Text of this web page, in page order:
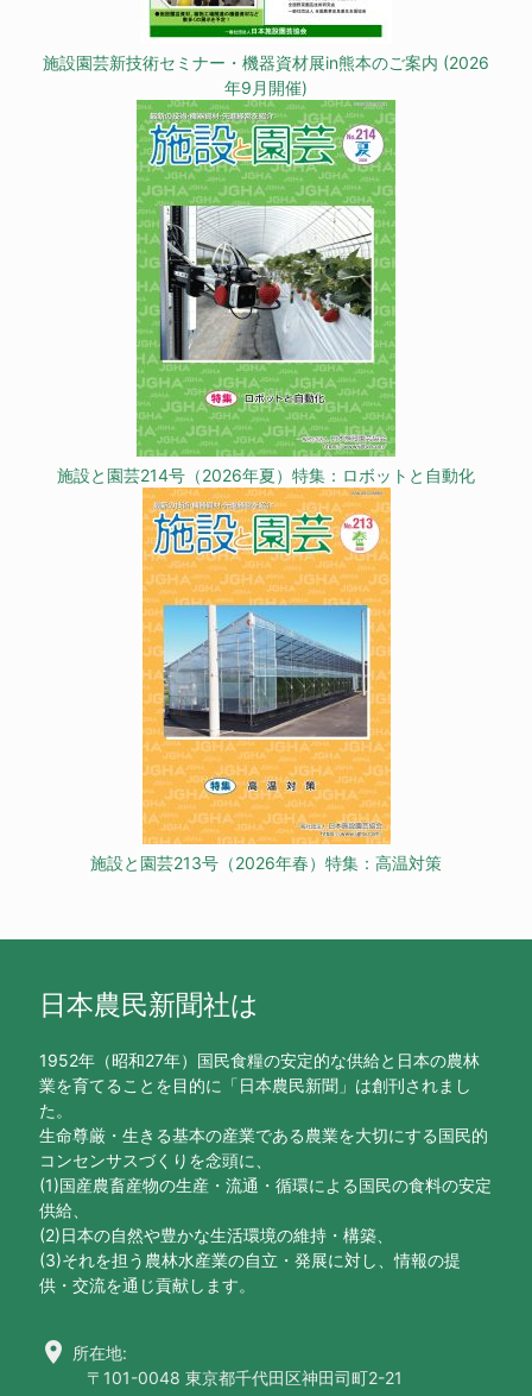
施設園芸新技術セミナー・機器資材展in熊本のご案内 (2026
年9月開催)
施設と園芸214号（2026年夏）特集：ロボットと自動化
施設と園芸213号（2026年春）特集：高温対策
日本農民新聞社は
1952年（昭和27年）国民食糧の安定的な供給と日本の農林
業を育てることを目的に「日本農民新聞」は創刊されまし
た。
生命尊厳・生きる基本の産業である農業を大切にする国民的
コンセンサスづくりを念頭に、
(1)国産農畜産物の生産・流通・循環による国民の食料の安定
供給、
(2)日本の自然や豊かな生活環境の維持・構築、
(3)それを担う農林水産業の自立・発展に対し、情報の提
供・交流を通じ貢献します。
location_on 所在地:
〒101-0048 東京都千代田区神田司町2-21